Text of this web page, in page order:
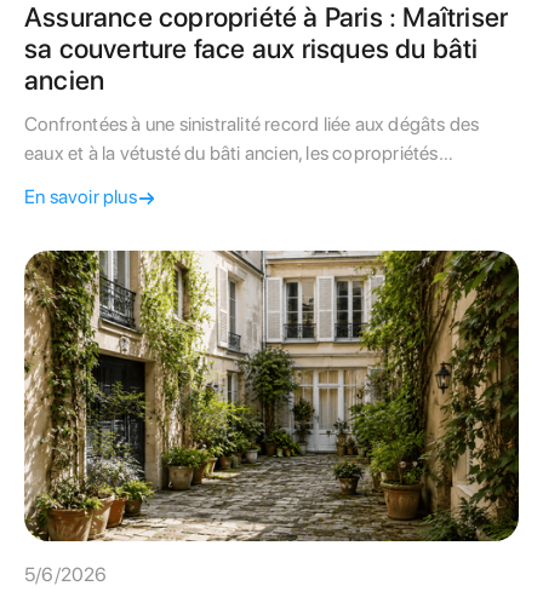
Assurance copropriété à Paris : Maîtriser
sa couverture face aux risques du bâti
ancien
Confrontées à une sinistralité record liée aux dégâts des
eaux et à la vétusté du bâti ancien, les copropriétés
d'assurance. Ce guide technique livre la méthode pour
En savoir plus
5/6/2026